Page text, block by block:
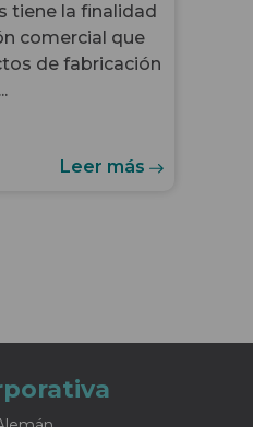
tiene la finalidad
comercial que
de fabricación
Leer más